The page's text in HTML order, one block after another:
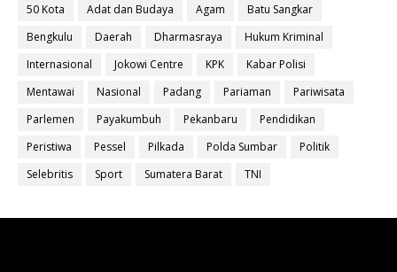
50 Kota Adat dan Budaya Agam
Batu Sangkar
Bengkulu
Daerah Dharmasraya
Hukum Kriminal
Internasional
Jokowi Centre KPK
Kabar Polisi
Mentawai
Nasional Padang Pariaman
Pariwisata
Parlemen
Payakumbuh Pekanbaru
Pendidikan
Peristiwa
Pessel Pilkada Polda Sumbar
Politik
Selebritis
Sport Sumatera Barat TNI